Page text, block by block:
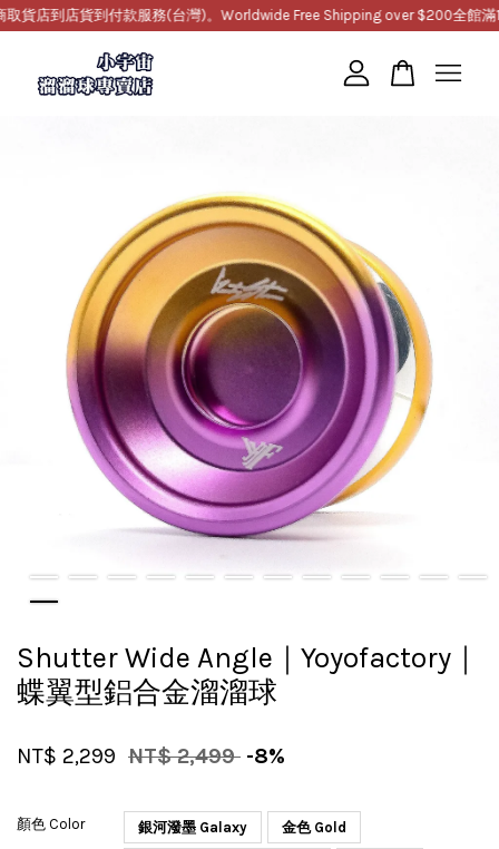
貨店到店貨到付款服務(台灣)。Worldwide Free Shipping over $200全館滿
Shutter Wide Angle｜Yoyofactory｜
蝶翼型鋁合金溜溜球
NT$ 2,299 NT$ 2,499 -8%
顏色 Color 銀河潑墨 Galaxy 金色 Gold